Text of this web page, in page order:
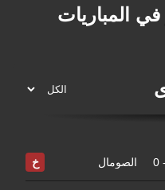
في المباريات
-
0 الصومال خ